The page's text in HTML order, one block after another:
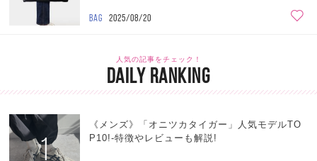
BAG 2025/08/20
人気の記事をチェック！
DAILY RANKING
1
《メンズ》「オニツカタイガー」人気モデルTO
P10!-特徴やレビューも解説!